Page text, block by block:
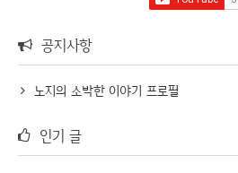
공지사항
노지의 소박한 이야기 프로필
인기 글